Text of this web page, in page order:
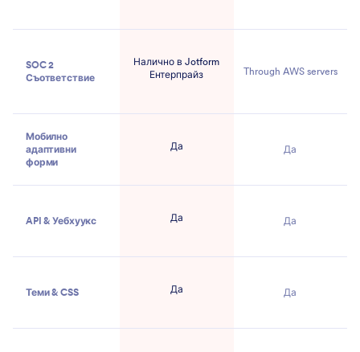
SOC 2
Съответствие
Налично в Jotform
Ентерпрайз
Through AWS servers
Мобилно
адаптивни
форми
Да Да
API & Уебхуукс Да Да
Теми & CSS Да Да